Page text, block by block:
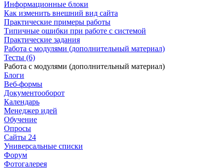
Информационные блоки
Как изменить внешний вид сайта
Практические примеры работы
Типичные ошибки при работе с системой
Практические задания
Работа с модулями (дополнительный материал)
Тесты (6)
Работа с модулями (дополнительный материал)
Блоги
Веб-формы
Документооборот
Календарь
Менеджер идей
Обучение
Опросы
Сайты 24
Универсальные списки
Форум
Фотогалерея